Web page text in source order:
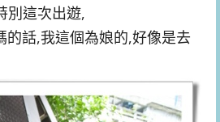
別這次出遊,
的話,我這個為娘的,好像是去